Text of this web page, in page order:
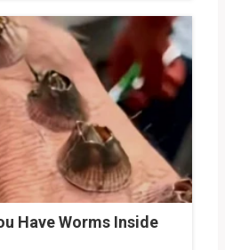
Have Worms Inside